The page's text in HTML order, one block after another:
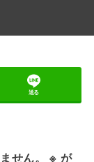
送る
せん。 ※ が